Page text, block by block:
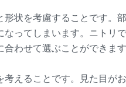
状を考慮することです。
ってしまいます。ニトリ
わせて選ぶことができます
えることです。見た目が